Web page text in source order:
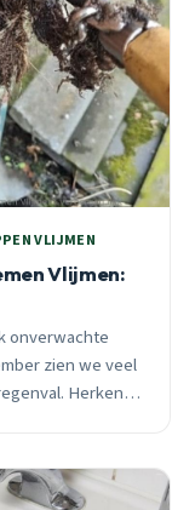
VLIJMEN
Vlijmen:
onverwachte
zien we veel
Herken